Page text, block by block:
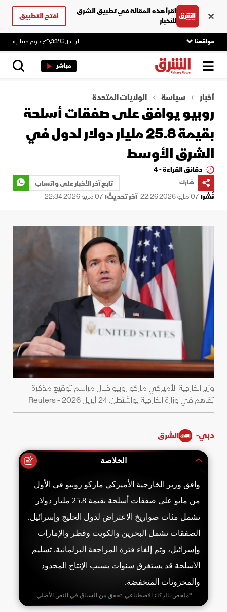
اقرأ هذه المقالة في تطبيق الشرق
للأخبار
افتح التطبيق
مواقعنا الرياض33°C غيوم متناثرة
مباشر
أخبار سياسة الولايات المتحدة
روبيو يوافق على صفقات أسلحة
بقيمة 25.8 مليار دولار لدول في
الشرق الأوسط
دقائق القراءة - 4
شارك
تابع آخر الأخبار على واتساب
نُشر:07 مايو 2026 22:26 آخر تحديث:07 مايو 2026 22:34
وزير الخارجية الأميركي ماركو روبيو خلال مراسم توقيع مذكرة
تفاهم في وزارة الخارجية بواشنطن. 24 أبريل 2026 - Reuters
دبي- الشرق
الخلاصة
وافق وزير الخارجية الأميركي ماركو روبيو في الأول
من مايو على صفقات أسلحة بقيمة 25.8 مليار دولار
تشمل مئات صواريخ الاعتراض لدول الخليج وإسرائيل.
الصفقات تشمل البحرين والكويت وقطر والإمارات
وإسرائيل، وتم إلغاء فترة المراجعة البرلمانية. تسليم
الأسلحة قد يستغرق سنوات بسبب الإنتاج المحدود
والمخزونات المنخفضة.
*ملخص بالذكاء الاصطناعي. تحقق من السياق في النص الأصلي.